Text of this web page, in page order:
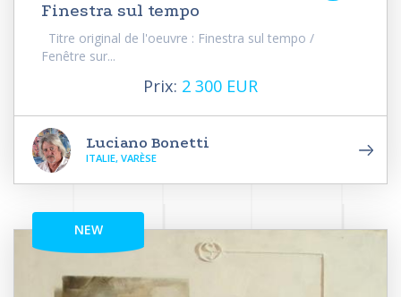
Finestra sul tempo
Titre original de l'oeuvre : Finestra sul tempo /
Fenêtre sur...
Prix: 2 300 EUR
Luciano Bonetti
ITALIE, VARÈSE
NEW